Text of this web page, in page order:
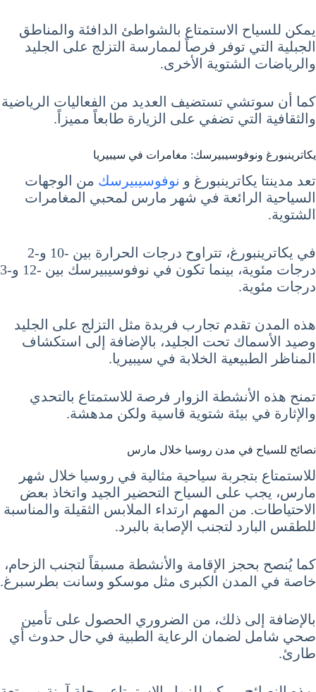
يمكن للسياح الاستمتاع بالشواطئ الدافئة والمناطق
الجبلية التي توفر فرصاً لممارسة التزلج على الجليد
والرياضات الشتوية الأخرى.
كما أن سوتشي تستضيف العديد من الفعاليات الرياضية
والثقافية التي تضفي على الزيارة طابعاً مميزاً.
يكاترينبورغ ونوفوسيبيرسك: مغامرات في سيبيريا
تعد مدينتا يكاترينبورغ و نوفوسيبيرسك من الوجهات
السياحية الرائعة في شهر مارس لمحبي المغامرات
الشتوية.
في يكاترينبورغ، تتراوح درجات الحرارة بين -10 و-2
درجات مئوية، بينما تكون في نوفوسيبيرسك بين -12 و-3
درجات مئوية.
هذه المدن تقدم تجارب فريدة مثل التزلج على الجليد
وصيد الأسماك تحت الجليد، بالإضافة إلى استكشاف
المناظر الطبيعية الخلابة في سيبيريا.
تمنح هذه الأنشطة الزوار فرصة للاستمتاع بالتحدي
والإثارة في بيئة شتوية قاسية ولكن مدهشة.
نصائح للسياح في مدن روسيا خلال مارس
للاستمتاع بتجربة سياحية مثالية في روسيا خلال شهر
مارس، يجب على السياح التحضير الجيد واتخاذ بعض
الاحتياطات. من المهم ارتداء الملابس الثقيلة والمناسبة
للطقس البارد لتجنب الإصابة بالبرد.
كما يُنصح بحجز الإقامة والأنشطة مسبقاً لتجنب الزحام،
خاصة في المدن الكبرى مثل موسكو وسانت بطرسبرغ.
بالإضافة إلى ذلك، من الضروري الحصول على تأمين
صحي شامل لضمان الرعاية الطبية في حال حدوث أي
طارئ.